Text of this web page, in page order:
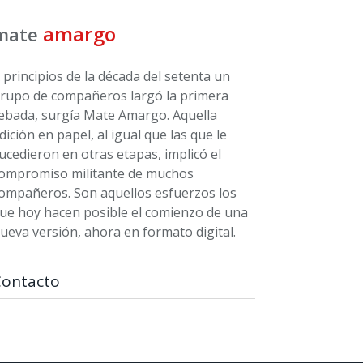
amargo
principios de la década del setenta un
de compañeros largó la primera
surgía Mate Amargo. Aquella
en papel, al igual que las que le
en otras etapas, implicó el
militante de muchos
Son aquellos esfuerzos los
hoy hacen posible el comienzo de una
versión, ahora en formato digital.